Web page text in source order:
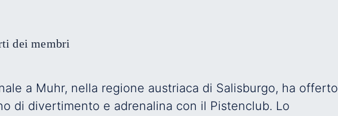
dei membri
a Muhr, nella regione austriaca di Salisburgo, ha offerto
di divertimento e adrenalina con il Pistenclub. Lo